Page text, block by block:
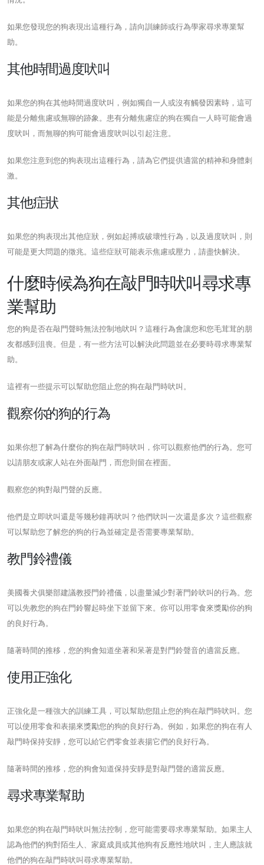
如果您發現您的狗表現出這種行為，請向訓練師或行為學家尋求專業幫
助。
其他時間過度吠叫
如果您的狗在其他時間過度吠叫，例如獨自一人或沒有觸發因素時，這可
能是分離焦慮或無聊的跡象。患有分離焦慮症的狗在獨自一人時可能會過
度吠叫，而無聊的狗可能會過度吠叫以引起注意。
如果您注意到您的狗表現出這種行為，請為它們提供適當的精神和身體刺
激。
其他症狀
如果您的狗表現出其他症狀，例如起搏或破壞性行為，以及過度吠叫，則
可能是更大問題的徵兆。這些症狀可能表示焦慮或壓力，請盡快解決。
什麼時候為狗在敲門時吠叫尋求專
業幫助
您的狗是否在敲門聲時無法控制地吠叫？這種行為會讓您和您毛茸茸的朋
友都感到沮喪。但是，有一些方法可以解決此問題並在必要時尋求專業幫
助。
這裡有一些提示可以幫助您阻止您的狗在敲門時吠叫。
觀察你的狗的行為
如果你想了解為什麼你的狗在敲門時吠叫，你可以觀察他們的行為。您可
以請朋友或家人站在外面敲門，而您則留在裡面。
觀察您的狗對敲門聲的反應。
他們是立即吠叫還是等幾秒鐘再吠叫？他們吠叫一次還是多次？這些觀察
可以幫助您了解您的狗的行為並確定是否需要專業幫助。
教門鈴禮儀
美國養犬俱樂部建議教授門鈴禮儀，以盡量減少對著門鈴吠叫的行為。您
可以先教您的狗在門鈴響起時坐下並留下來。你可以用零食來獎勵你的狗
的良好行為。
隨著時間的推移，您的狗會知道坐著和呆著是對門鈴聲音的適當反應。
使用正強化
正強化是一種強大的訓練工具，可以幫助您阻止您的狗在敲門時吠叫。您
可以使用零食和表揚來獎勵您的狗的良好行為。例如，如果您的狗在有人
敲門時保持安靜，您可以給它們零食並表揚它們的良好行為。
隨著時間的推移，您的狗會知道保持安靜是對敲門聲的適當反應。
尋求專業幫助
如果您的狗在敲門時吠叫無法控制，您可能需要尋求專業幫助。如果主人
認為他們的狗對陌生人、家庭成員或其他狗有反應性地吠叫，主人應該就
他們的狗在敲門時吠叫尋求專業幫助。